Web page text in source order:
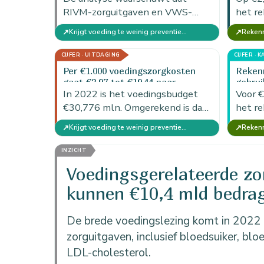
RIVM-zorguitgaven en VWS-
begrotingsposten niet één-op-
één aansluiten. De cijfers zijn
daarom budgetproxy’s.
↗ Krijgt voeding te weinig preventiebudget?
het
de
↗
CIJFER · UITDAGING
Per €1.000 voedingszorgkosten
gaat €2,97 tot €19,44 naar
preventie
In 2022 is het voedingsbudget
€30,776 mln. Omgerekend is dat
€2,97 per €1.000 zorguitgaven in
de brede lezing en €19,44…
↗ Krijgt voeding te weinig preventiebudget?
CIJFER ·
Voor
het
↗
INZICHT
Voedingsgerelateerde
kunnen €10,4 mld
De brede voedingslezing komt in
zorguitgaven, inclusief bloedsuiker,
LDL-cholesterol.